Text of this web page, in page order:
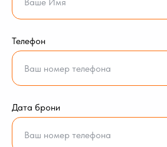
Телефон
Дата брони